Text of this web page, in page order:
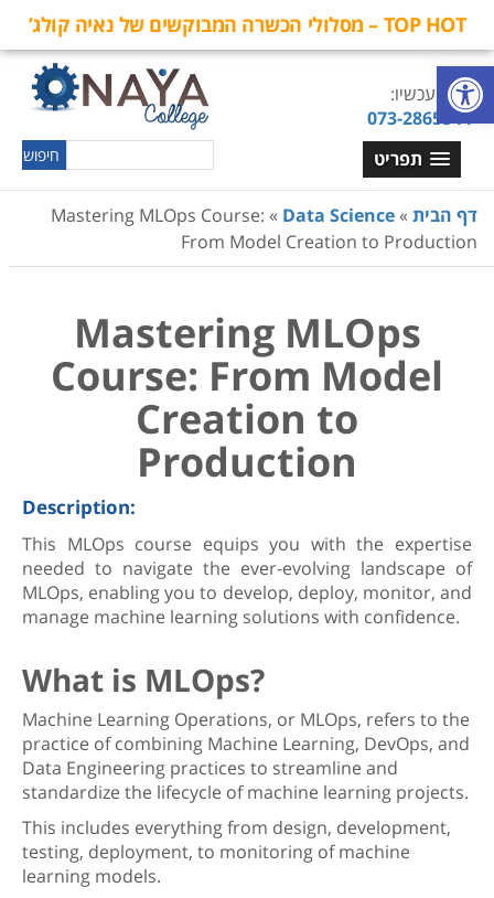
פתח סרגל נגישות
TOP HOT – מסלולי הכשרה המבוקשים של נאיה קולג’
חייגו עכשיו:
073-2865544
תפריט
דף הבית »
Data Science
»
Mastering MLOps Course:
From Model Creation to Production
Mastering MLOps
Course: From Model
Creation to
Production
Description:
This MLOps course equips you with the expertise
needed to navigate the ever-evolving landscape of
MLOps, enabling you to develop, deploy, monitor, and
manage machine learning solutions with confidence.
What is MLOps?
Machine Learning Operations, or MLOps, refers to the
practice of combining Machine Learning, DevOps, and
Data Engineering practices to streamline and
standardize the lifecycle of machine learning projects.
This includes everything from design, development,
testing, deployment, to monitoring of machine
learning models.